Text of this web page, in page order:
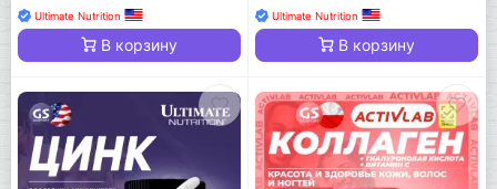
Ultimate Nutrition
В корзину
Ultimate Nutrition
В корзину